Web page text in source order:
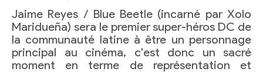
Jaime Reyes / Blue Beetle (incarné par Xolo
Maridueña) sera le premier super-héros DC de
la communauté latine à être un personnage
principal au cinéma, c'est donc un sacré
moment en terme de représentation et